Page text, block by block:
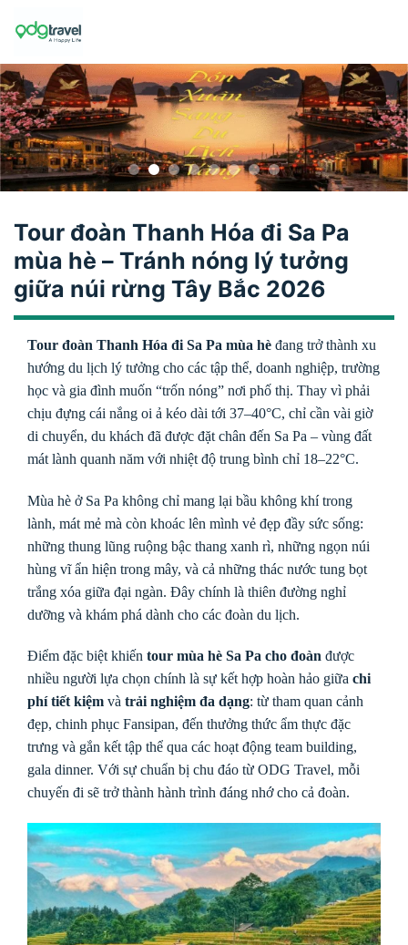
Tour đoàn Thanh Hóa đi Sa Pa
mùa hè – Tránh nóng lý tưởng
giữa núi rừng Tây Bắc 2026
Tour đoàn Thanh Hóa đi Sa Pa mùa hè đang trở thành xu
hướng du lịch lý tưởng cho các tập thể, doanh nghiệp, trường
học và gia đình muốn “trốn nóng” nơi phố thị. Thay vì phải
chịu đựng cái nắng oi ả kéo dài tới 37–40°C, chỉ cần vài giờ
di chuyển, du khách đã được đặt chân đến Sa Pa – vùng đất
mát lành quanh năm với nhiệt độ trung bình chỉ 18–22°C.
Mùa hè ở Sa Pa không chỉ mang lại bầu không khí trong
lành, mát mẻ mà còn khoác lên mình vẻ đẹp đầy sức sống:
những thung lũng ruộng bậc thang xanh rì, những ngọn núi
hùng vĩ ẩn hiện trong mây, và cả những thác nước tung bọt
trắng xóa giữa đại ngàn. Đây chính là thiên đường nghỉ
dưỡng và khám phá dành cho các đoàn du lịch.
Điểm đặc biệt khiến tour mùa hè Sa Pa cho đoàn được
nhiều người lựa chọn chính là sự kết hợp hoàn hảo giữa chi
phí tiết kiệm và trải nghiệm đa dạng: từ tham quan cảnh
đẹp, chinh phục Fansipan, đến thưởng thức ẩm thực đặc
trưng và gắn kết tập thể qua các hoạt động team building,
gala dinner. Với sự chuẩn bị chu đáo từ ODG Travel, mỗi
chuyến đi sẽ trở thành hành trình đáng nhớ cho cả đoàn.